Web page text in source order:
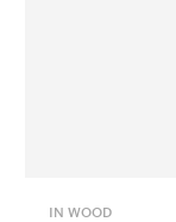
IN WOOD